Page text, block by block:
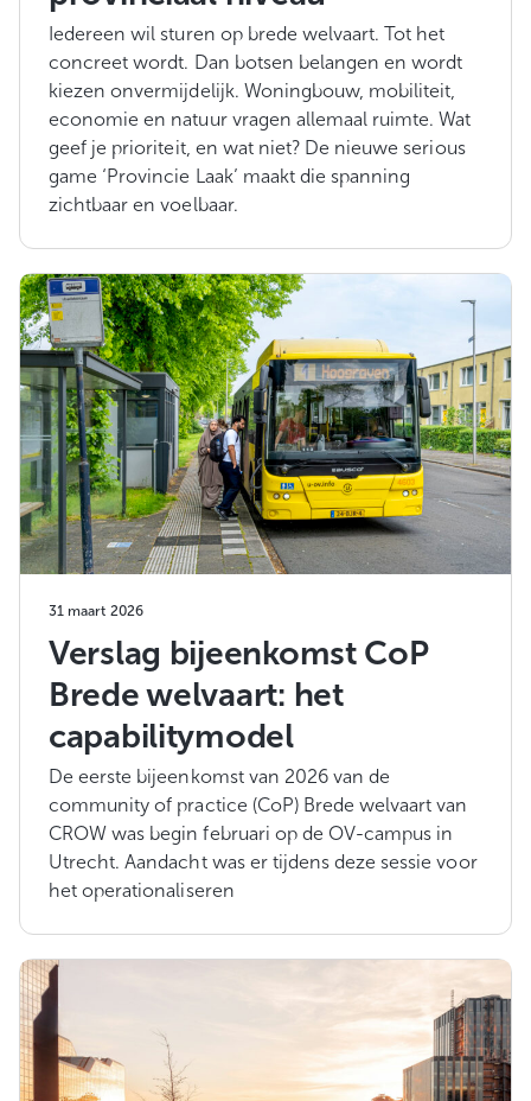
Iedereen wil sturen op brede welvaart. Tot het
concreet wordt. Dan botsen belangen en wordt
kiezen onvermijdelijk. Woningbouw, mobiliteit,
economie en natuur vragen allemaal ruimte. Wat
geef je prioriteit, en wat niet? De nieuwe serious
game ‘Provincie Laak’ maakt die spanning
zichtbaar en voelbaar.
31 maart 2026
Verslag bijeenkomst CoP
Brede welvaart: het
capabilitymodel
De eerste bijeenkomst van 2026 van de
community of practice (CoP) Brede welvaart van
CROW was begin februari op de OV-campus in
Utrecht. Aandacht was er tijdens deze sessie voor
het operationaliseren